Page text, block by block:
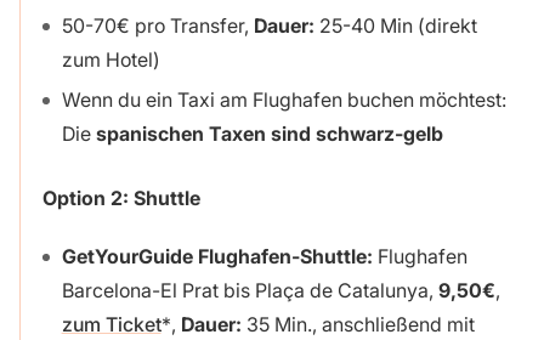
50-70€ pro Transfer, Dauer: 25-40 Min (direkt
zum Hotel)
Wenn du ein Taxi am Flughafen buchen möchtest:
Die spanischen Taxen sind schwarz-gelb
Option 2: Shuttle
GetYourGuide Flughafen-Shuttle: Flughafen
Barcelona-El Prat bis Plaça de Catalunya, 9,50€,
zum Ticket , Dauer: 35 Min., anschließend mit